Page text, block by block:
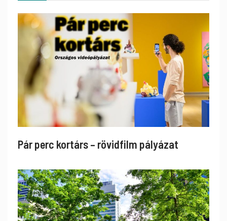
Pár perc kortárs – rövidfilm pályázat